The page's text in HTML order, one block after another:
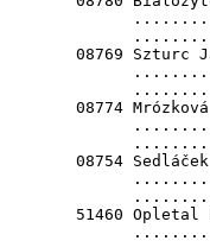
08769 Szturc
08774
08754
51460 Opletal